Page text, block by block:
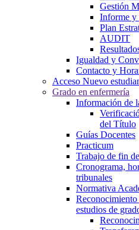
Gestión
Informe y
Plan
AUDIT
Igualdad y
Contacto y
Acceso Nuevo
Grado en enfermería
Información de
del Título
Guías Docentes
Practicum
Trabajo de fin
Cronograma,
tribunales
Normativa
estudios de